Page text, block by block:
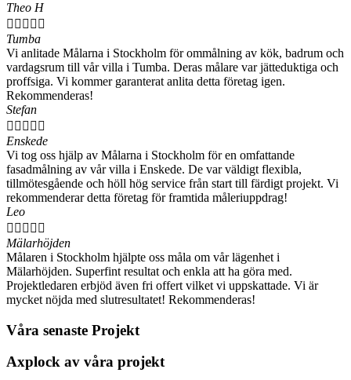
Theo H
    
Tumba
Vi anlitade Målarna i Stockholm för ommålning av kök, badrum och
vardagsrum till vår villa i Tumba. Deras målare var jätteduktiga och
proffsiga. Vi kommer garanterat anlita detta företag igen.
Rekommenderas!
Stefan
    
Enskede
Vi tog oss hjälp av Målarna i Stockholm för en omfattande
fasadmålning av vår villa i Enskede. De var väldigt flexibla,
tillmötesgående och höll hög service från start till färdigt projekt. Vi
rekommenderar detta företag för framtida måleriuppdrag!
Leo
    
Mälarhöjden
Målaren i Stockholm hjälpte oss måla om vår lägenhet i
Mälarhöjden. Superfint resultat och enkla att ha göra med.
Projektledaren erbjöd även fri offert vilket vi uppskattade. Vi är
mycket nöjda med slutresultatet! Rekommenderas!
Våra senaste Projekt
Axplock av våra projekt